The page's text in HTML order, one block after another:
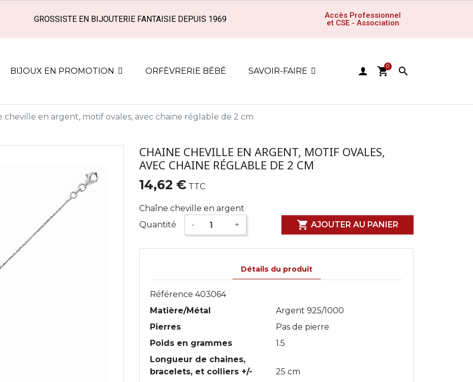
GROSSISTE EN BIJOUTERIE FANTAISIE DEPUIS 1969
Accès Professionnel
et CSE - Association
BIJOUX EN PROMOTION ORFÈVRERIE BÉBÉ SAVOIR-FAIRE shopping_cart
0 
cheville en argent, motif ovales, avec chaine réglable de 2 cm
CHAINE CHEVILLE EN ARGENT, MOTIF OVALES,
AVEC CHAINE RÉGLABLE DE 2 CM
14,62 € TTC
Chaîne cheville en argent
Quantité
- +  AJOUTER AU PANIER
Détails du produit
Référence 403064
Matière/Métal
Argent 925/1000
Pierres
Pas de pierre
Poids en grammes
1.5
Longueur de chaines,
bracelets, et colliers +/-
25 cm